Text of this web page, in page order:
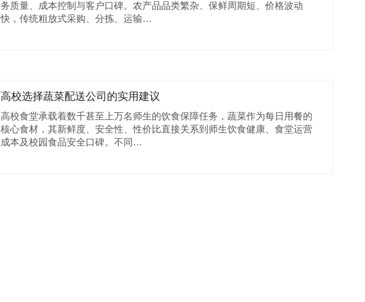
务质量、成本控制与客户口碑。农产品品类繁杂、保鲜周期短、价格波动
快，传统粗放式采购、分拣、运输…
高校选择蔬菜配送公司的实用建议
高校食堂承载着数千甚至上万名师生的饮食保障任务，蔬菜作为每日用餐的
核心食材，其新鲜度、安全性、性价比直接关系到师生饮食健康、食堂运营
成本及校园食品安全口碑。不同…